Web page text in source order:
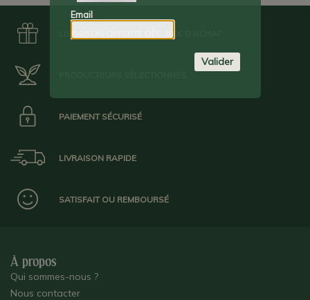
PAIEMENT SÉCURISÉ
LIVRAISON RAPIDE
SATISFAIT OU REMBOURSÉ
À propos
Qui sommes-nous ?
Nous contacter
Email
Valider